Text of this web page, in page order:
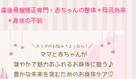
後骨盤矯正専門・赤ちゃんの整体＊母乳外来
＊身体の不調